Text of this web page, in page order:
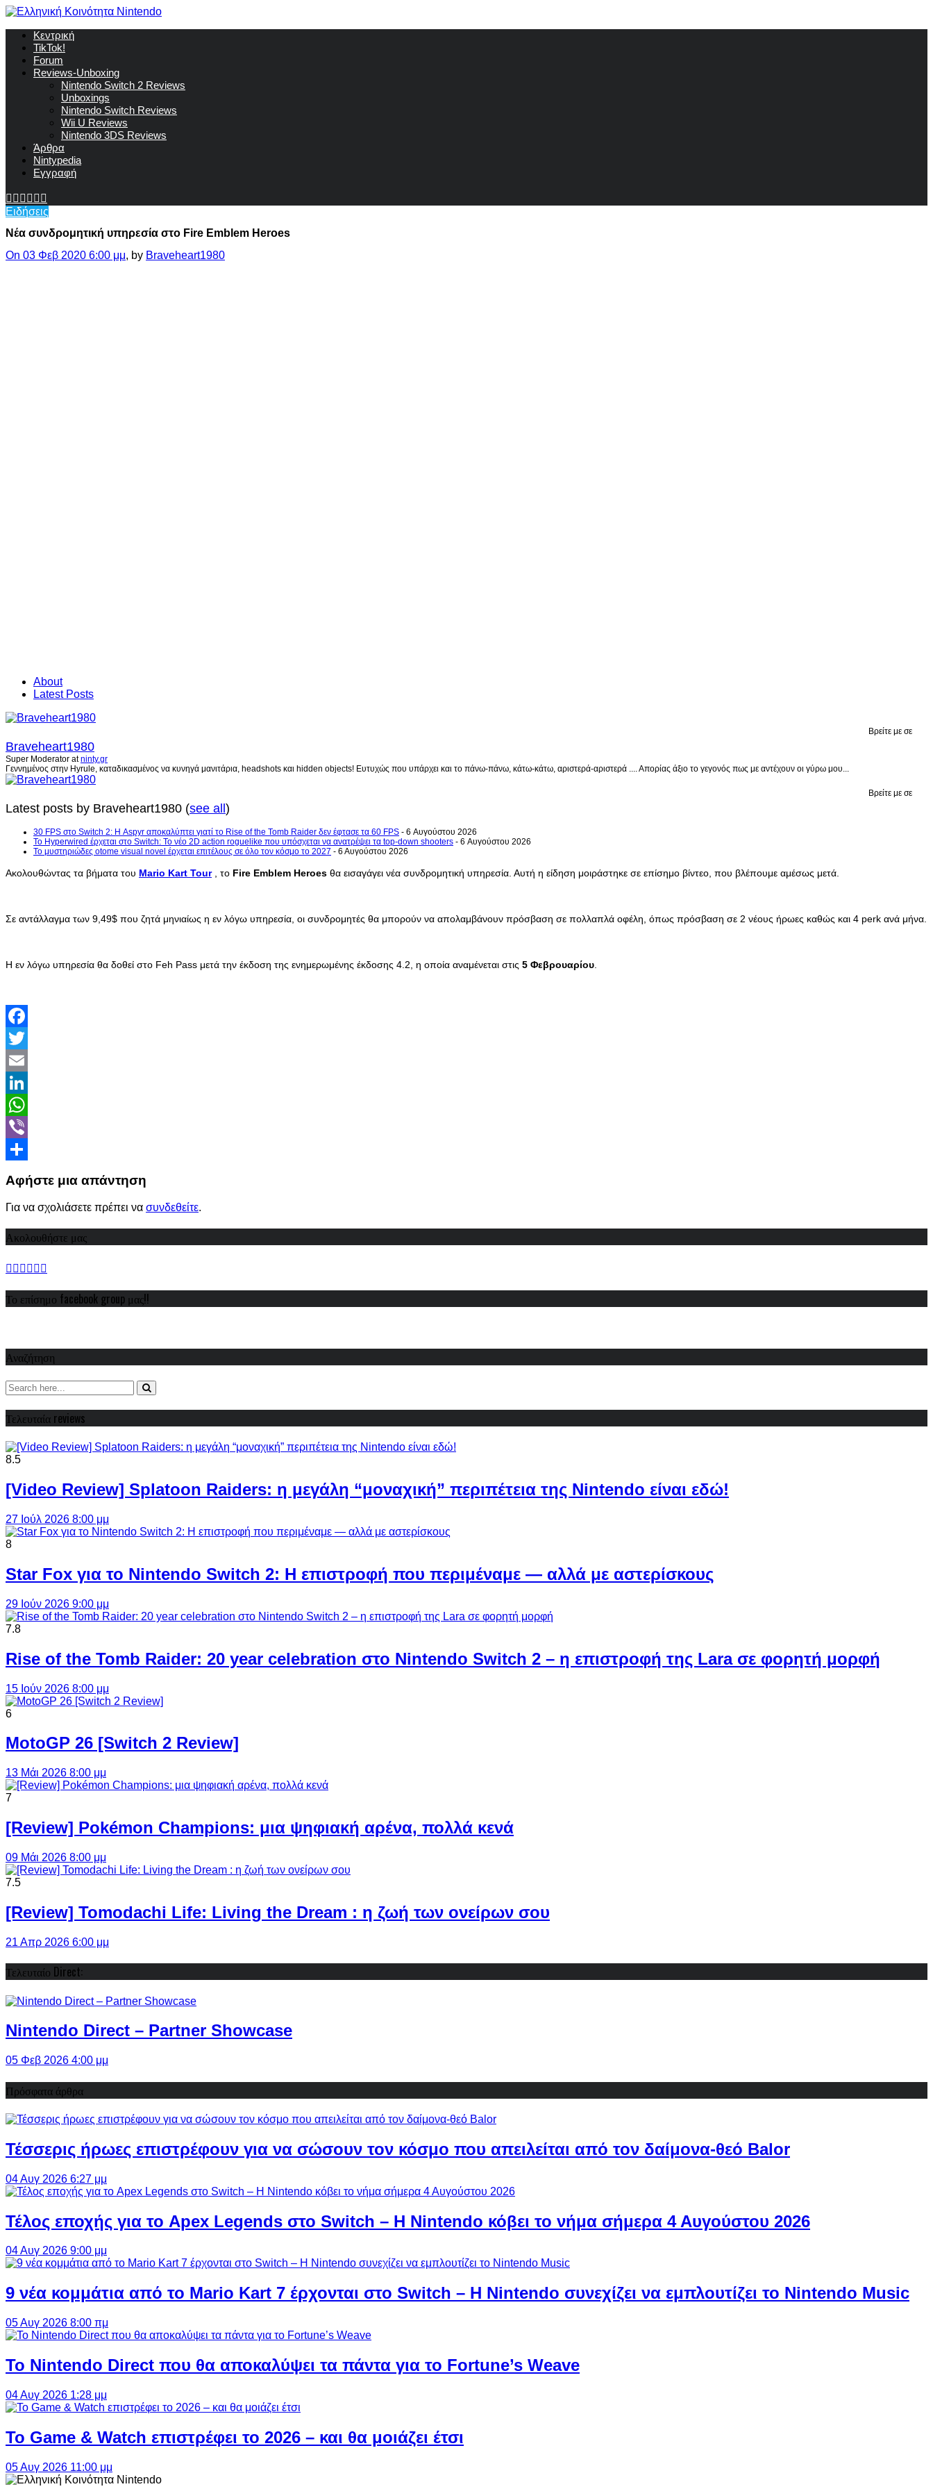
Κεντρική
TikTok!
Forum
Reviews-Unboxing
Nintendo Switch 2 Reviews
Unboxings
Nintendo Switch Reviews
Wii U Reviews
Nintendo 3DS Reviews
Άρθρα
Nintypedia
Εγγραφή
Ειδήσεις
Nέα συνδρομητική υπηρεσία στο Fire Emblem Heroes
On 03 Φεβ 2020 6:00 μμ, by Braveheart1980
About
Latest Posts
Βρείτε με σε
Braveheart1980
Super Moderator atninty.gr
Γεννημένος στην Hyrule, καταδικασμένος να κυνηγά μανιτάρια, headshots και hidden objects! Ευτυχώς που υπάρχει και το πάνω-πάνω, κάτω-κάτω, αριστερά-αριστερά .... Απορίας άξιο το γεγονός πως με αντέχουν οι γύρω μου...
Βρείτε με σε
Latest posts by Braveheart1980 (see all)
30 FPS στο Switch 2: Η Aspyr αποκαλύπτει γιατί το Rise of the Tomb Raider δεν έφτασε τα 60 FPS - 6 Αυγούστου 2026
Το Hyperwired έρχεται στο Switch: Το νέο 2D action roguelike που υπόσχεται να ανατρέψει τα top-down shooters - 6 Αυγούστου 2026
Το μυστηριώδες otome visual novel έρχεται επιτέλους σε όλο τον κόσμο το 2027 - 6 Αυγούστου 2026
Ακολουθώντας τα βήματα του Mario Kart Tour, το Fire Emblem Heroes θα εισαγάγει νέα συνδρομητική υπηρεσία. Αυτή η είδηση ​​μοιράστηκε σε επίσημο βίντεο, που βλέπουμε αμέσως μετά.
Σε αντάλλαγμα των 9,49$ που ζητά μηνιαίως η εν λόγω υπηρεσία, οι συνδρομητές θα μπορούν να απολαμβάνουν πρόσβαση σε πολλαπλά οφέλη, όπως πρόσβαση σε 2 νέους ήρωες καθώς και 4 perk ανά μήνα.
Η εν λόγω υπηρεσία θα δοθεί στο Feh Pass μετά την έκδοση της ενημερωμένης έκδοσης 4.2, η οποία αναμένεται στις 5 Φεβρουαρίου
Facebook
Twitter
Email
LinkedIn
WhatsApp
Viber
Αφήστε μια απάντηση
Για να σχολιάσετε πρέπει να συνδεθείτε.
Ακολουθήστε μας
Το επίσημο facebook group μας!!
Αναζήτηση
Τελευταία reviews
8.5
[Video Review] Splatoon Raiders: η μεγάλη “μοναχική” περιπέτεια της Nintendo είναι εδώ!
27 Ιούλ 2026 8:00 μμ
8
Star Fox για το Nintendo Switch 2: Η επιστροφή που περιμέναμε — αλλά με αστερίσκους
29 Ιούν 2026 9:00 μμ
7.8
Rise of the Tomb Raider: 20 year celebration στο Nintendo Switch 2 – η επιστροφή της Lara σε φορητή μορφή
15 Ιούν 2026 8:00 μμ
6
MotoGP 26 [Switch 2 Review]
13 Μάι 2026 8:00 μμ
7
[Review] Pokémon Champions: μια ψηφιακή αρένα, πολλά κενά
09 Μάι 2026 8:00 μμ
7.5
[Review] Tomodachi Life: Living the Dream : η ζωή των ονείρων σου
21 Απρ 2026 6:00 μμ
Τελευταίο Direct:
Nintendo Direct – Partner Showcase
05 Φεβ 2026 4:00 μμ
Πρόσφατα άρθρα
Τέσσερις ήρωες επιστρέφουν για να σώσουν τον κόσμο που απειλείται από τον δαίμονα-θεό Balor
04 Αυγ 2026 6:27 μμ
Τέλος εποχής για το Apex Legends στο Switch – Η Nintendo κόβει το νήμα σήμερα 4 Αυγούστου 2026
04 Αυγ 2026 9:00 μμ
9 νέα κομμάτια από το Mario Kart 7 έρχονται στο Switch – Η Nintendo συνεχίζει να εμπλουτίζει το Nintendo Music
05 Αυγ 2026 8:00 πμ
Το Nintendo Direct που θα αποκαλύψει τα πάντα για το Fortune’s Weave
04 Αυγ 2026 1:28 μμ
Το Game & Watch επιστρέφει το 2026 – και θα μοιάζει έτσι
05 Αυγ 2026 11:00 μμ